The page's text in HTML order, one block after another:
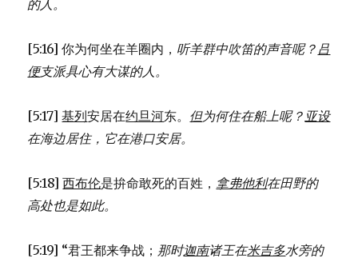
的人。
[5:16] 你为何坐在羊圈内， 听羊群中吹笛的声音呢？ 吕
便支派具心有大谋的人。
[5:17]基列安居在约旦河东。 但为何住在船上呢？ 亚设
在海边居住， 它在港口安居。
[5:18]西布伦是拚命敢死的百姓， 拿弗他利在田野的
高处也是如此。
[5:19] “君王都来争战； 那时迦南诸王在米吉多水旁的